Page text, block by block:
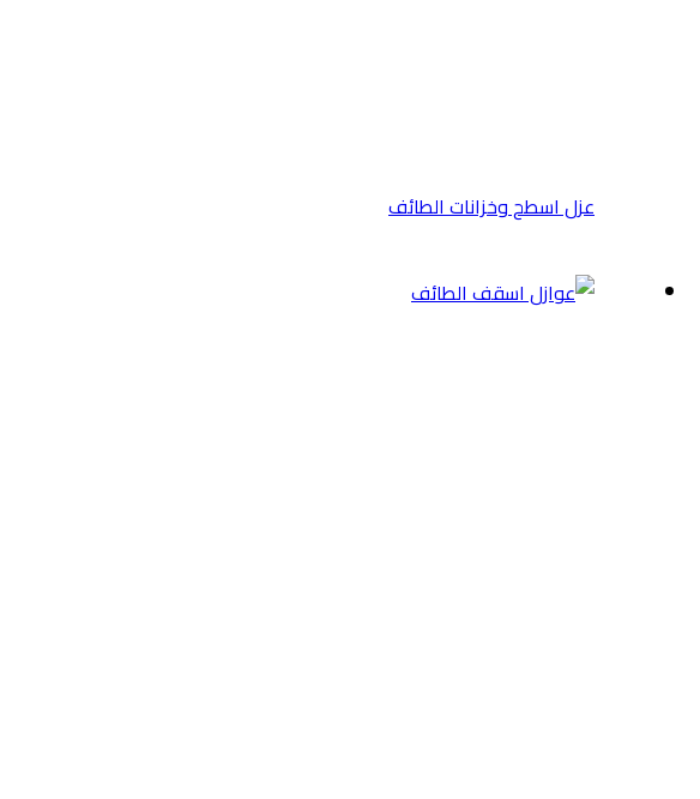
عزل اسطح وخزانات الطائف